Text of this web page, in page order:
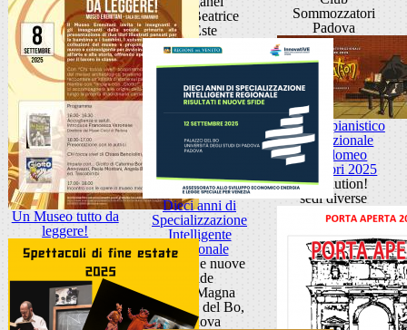
Sommozzatori
Padova
Villa Beatrice
d'Este
Un Museo tutto da
leggere!
Festival pianistico
internazionale
Bartolomeo
Cristofori 2025
Revolution!
sedi diverse
Dieci anni di
Specializzazione
Intelligente
Regionale
risultati e nuove
sfide
Aula Magna
Palazzo del Bo,
Padova